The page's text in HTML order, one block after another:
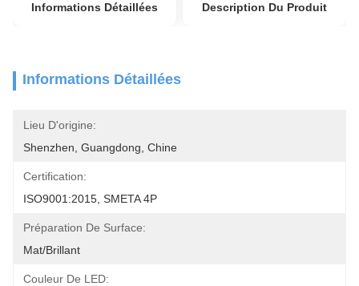
Informations Détaillées Description Du Produit
Informations Détaillées
Lieu D'origine:
Shenzhen, Guangdong, Chine
Certification:
ISO9001:2015, SMETA 4P
Préparation De Surface:
Mat/brillant
Couleur De LED: